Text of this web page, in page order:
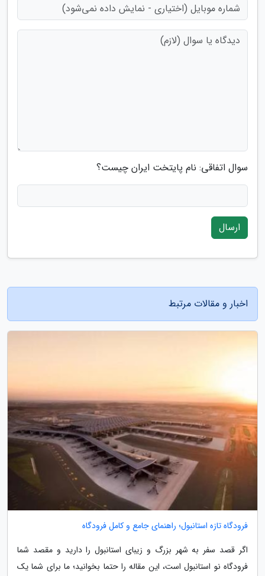
سوال اتفاقی: نام پایتخت ایران چیست؟
ارسال
اخبار و مقالات مرتبط
فرودگاه تازه استانبول؛ راهنمای جامع و کامل فرودگاه
اگر قصد سفر به شهر بزرگ و زیبای استانبول را دارید و مقصد شما
فرودگاه نو استانبول است، این مقاله را حتما بخوانید؛ ما برای شما یک